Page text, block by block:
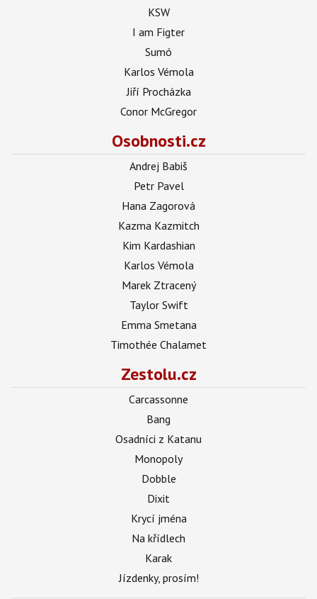
KSW
I am Figter
Sumó
Karlos Vémola
Jiří Procházka
Conor McGregor
Osobnosti.cz
Andrej Babiš
Petr Pavel
Hana Zagorová
Kazma Kazmitch
Kim Kardashian
Karlos Vémola
Marek Ztracený
Taylor Swift
Emma Smetana
Timothée Chalamet
Zestolu.cz
Carcassonne
Bang
Osadníci z Katanu
Monopoly
Dobble
Dixit
Krycí jména
Na křídlech
Karak
Jízdenky, prosím!